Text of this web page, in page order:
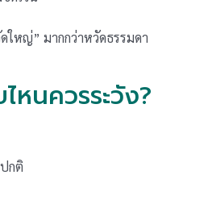
ใหญ่” มากกว่าหวัดธรรมดา
หนควรระวัง?
กติ